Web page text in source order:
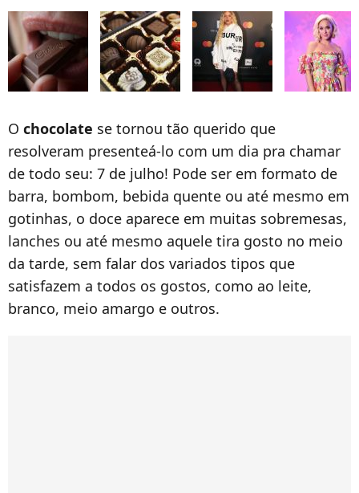
O chocolate se tornou tão querido que
resolveram presenteá-lo com um dia pra chamar
de todo seu: 7 de julho! Pode ser em formato de
barra, bombom, bebida quente ou até mesmo em
gotinhas, o doce aparece em muitas sobremesas,
lanches ou até mesmo aquele tira gosto no meio
da tarde, sem falar dos variados tipos que
satisfazem a todos os gostos, como ao leite,
branco, meio amargo e outros.